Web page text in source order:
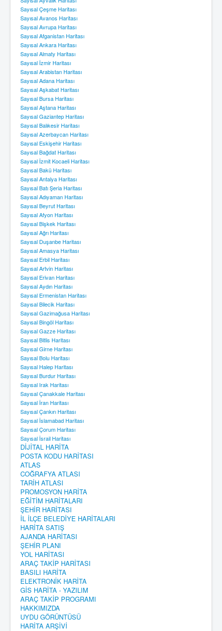
Sayısal Çeşme Haritası
Sayısal Avanos Haritası
Sayısal Avrupa Haritası
Sayısal Afganistan Haritası
Sayısal Ankara Haritası
Sayısal Almaty Haritası
Sayısal İzmir Haritası
Sayısal Arabistan Haritası
Sayısal Adana Haritası
Sayısal Aşkabat Haritası
Sayısal Bursa Haritası
Sayısal Aştana Haritası
Sayısal Gaziantep Haritası
Sayısal Balıkesir Haritası
Sayısal Azerbaycan Haritası
Sayısal Eskişehir Haritası
Sayısal Bağdat Haritası
Sayısal İzmit Kocaeli Haritası
Sayısal Bakü Haritası
Sayısal Antalya Haritası
Sayısal Batı Şeria Haritası
Sayısal Adıyaman Haritası
Sayısal Beyrut Haritası
Sayısal Afyon Haritası
Sayısal Bişkek Haritası
Sayısal Ağrı Haritası
Sayısal Duşanbe Haritası
Sayısal Amasya Haritası
Sayısal Erbil Haritası
Sayısal Artvin Haritası
Sayısal Erivan Haritası
Sayısal Aydın Haritası
Sayısal Ermenistan Haritası
Sayısal Bilecik Haritası
Sayısal Gazimağusa Haritası
Sayısal Bingöl Haritası
Sayısal Gazze Haritası
Sayısal Bitlis Haritası
Sayısal Girne Haritası
Sayısal Bolu Haritası
Sayısal Halep Haritası
Sayısal Burdur Haritası
Sayısal Irak Haritası
Sayısal Çanakkale Haritası
Sayısal İran Haritası
Sayısal Çankırı Haritası
Sayısal İslamabad Haritası
Sayısal Çorum Haritası
Sayısal İsrail Haritası
DİJİTAL HARİTA
POSTA KODU HARİTASI
ATLAS
COĞRAFYA ATLASI
TARİH ATLASI
PROMOSYON HARİTA
EĞİTİM HARİTALARI
ŞEHİR HARİTASI
İL İLÇE BELEDİYE HARİTALARI
HARİTA SATIŞ
AJANDA HARİTASI
ŞEHİR PLANI
YOL HARİTASI
ARAÇ TAKİP HARİTASI
BASILI HARİTA
ELEKTRONİK HARİTA
GİS HARİTA - YAZILIM
ARAÇ TAKİP PROGRAMI
HAKKIMIZDA
UYDU GÖRÜNTÜSÜ
HARİTA ARŞİVİ